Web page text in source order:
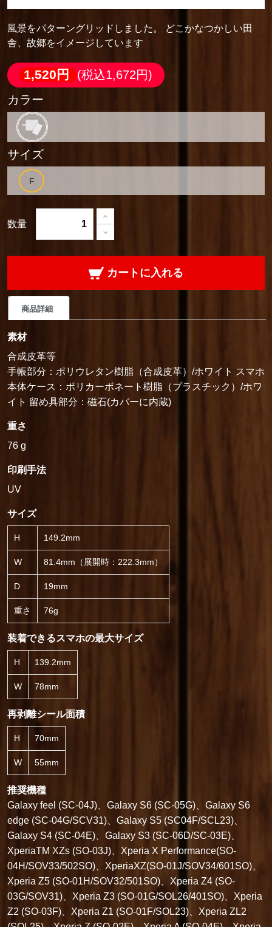
風景をパターングリッドしました。 どこかなつかしい田
舎、故郷をイメージしています
1,520円
(税込1,672円)
カラー
サイズ
数量
カートに入れる
商品詳細
素材
合成皮革等
手帳部分：ポリウレタン樹脂（合成皮革）/ホワイト スマホ
本体ケース：ポリカーボネート樹脂（プラスチック）/ホワ
イト 留め具部分：磁石(カバーに内蔵)
重さ
76 g
印刷手法
UV
サイズ
H 149.2mm
W 81.4mm（展開時：222.3mm）
D 19mm
重さ 76g
装着できるスマホの最大サイズ
H 139.2mm
W 78mm
再剥離シール面積
H 70mm
W 55mm
推奨機種
Galaxy feel (SC-04J)、Galaxy S6 (SC-05G)、Galaxy S6
edge (SC-04G/SCV31)、Galaxy S5 (SC04F/SCL23)、
Galaxy S4 (SC-04E)、Galaxy S3 (SC-06D/SC-03E)、
XperiaTM XZs (SO-03J)、Xperia X Performance(SO-
04H/SOV33/502SO)、XperiaXZ(SO-01J/SOV34/601SO)、
Xperia Z5 (SO-01H/SOV32/501SO)、Xperia Z4 (SO-
03G/SOV31)、Xperia Z3 (SO-01G/SOL26/401SO)、Xperia
Z2 (SO-03F)、Xperia Z1 (SO-01F/SOL23)、Xperia ZL2